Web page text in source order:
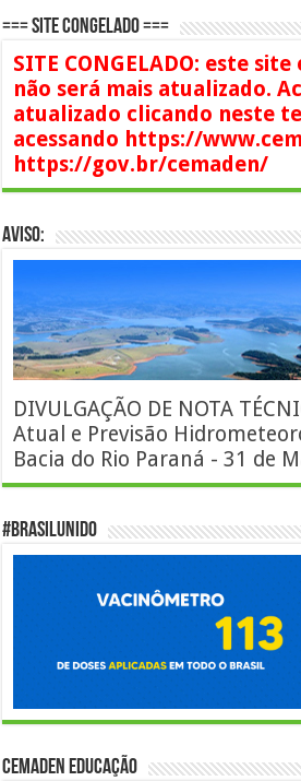
=== SITE CONGELADO ===
SITE CONGELADO: este
não será mais atualizado.
atualizado clicando neste
acessando https://
https://gov.br/cemaden/
AVISO:
DIVULGAÇÃO DE NOTA
Atual e Previsão
Bacia do Rio Paraná - 31 de
#BrasilUnido
Cemaden Educação